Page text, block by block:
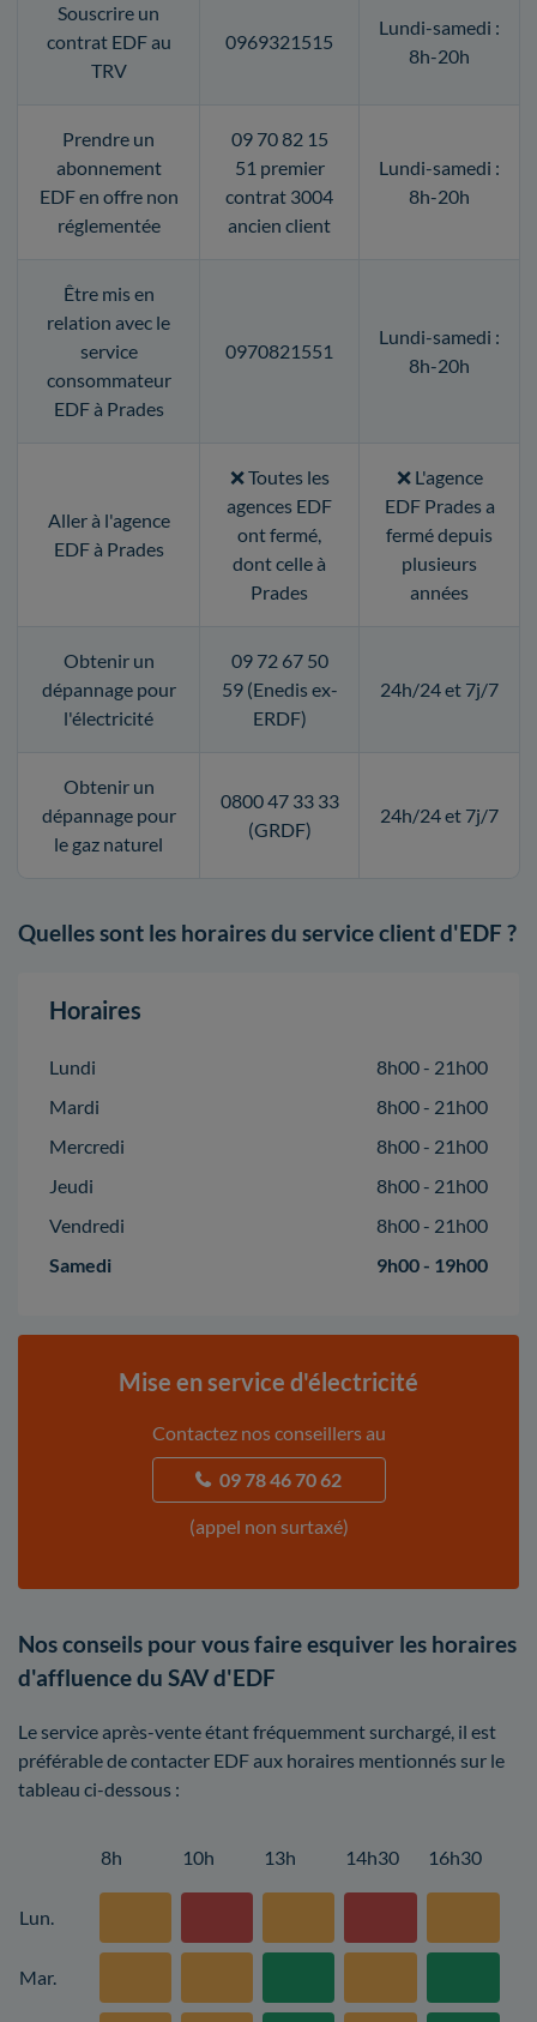
Souscrire un
contrat EDF au
TRV
0969321515
Lundi-samedi :
8h-20h
Prendre un
abonnement
EDF en offre non
réglementée
09 70 82 15
51 premier
contrat 3004
ancien client
Lundi-samedi :
8h-20h
Être mis en
relation avec le
service
consommateur
EDF à Prades
0970821551
Lundi-samedi :
8h-20h
Aller à l'agence
EDF à Prades
❌ Toutes les
agences EDF
ont fermé,
dont celle à
Prades
❌ L'agence
EDF Prades a
fermé depuis
plusieurs
années
Obtenir un
dépannage pour
l'électricité
09 72 67 50
59 (Enedis ex-
ERDF)
24h/24 et 7j/7
Obtenir un
dépannage pour
le gaz naturel
0800 47 33 33
(GRDF)
24h/24 et 7j/7
Quelles sont les horaires du service client d'EDF ?
Horaires
Lundi
8h00 - 21h00
Mardi
8h00 - 21h00
Mercredi
8h00 - 21h00
Jeudi
8h00 - 21h00
Vendredi
8h00 - 21h00
Samedi
9h00 - 19h00
Mise en service d'électricité
Contactez nos conseillers au
09 78 46 70 62
(appel non surtaxé)
Nos conseils pour vous faire esquiver les horaires
d'affluence du SAV d'EDF
Le service après-vente étant fréquemment surchargé, il est
préférable de contacter EDF aux horaires mentionnés sur le
tableau ci-dessous :
8h 10h 13h 14h30 16h30
Lun.
Mar.